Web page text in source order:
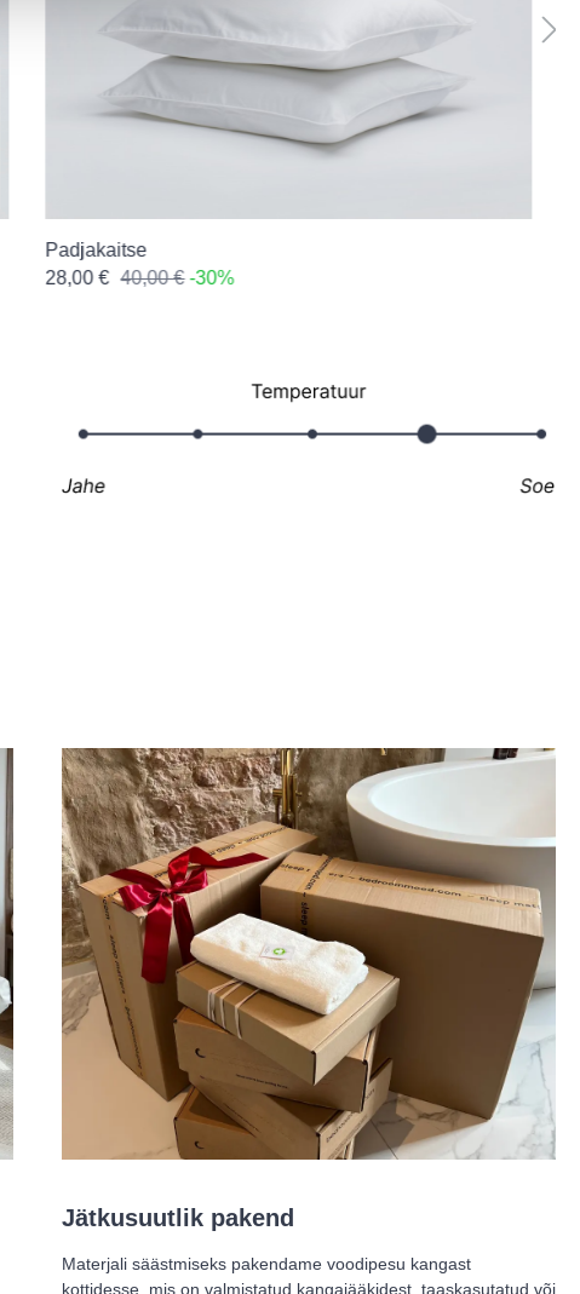
Padjakaitse
28,00 € 40,00 € -30%
Jätkusuutlik pakend
Materjali säästmiseks pakendame voodipesu kangast
kottidesse, mis on valmistatud kangajääkidest, taaskasutatud või